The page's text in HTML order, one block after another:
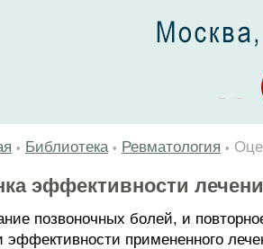
• Библиотека • Ревматология •
эффективности
позвоночных болей, и
эффективности примененного